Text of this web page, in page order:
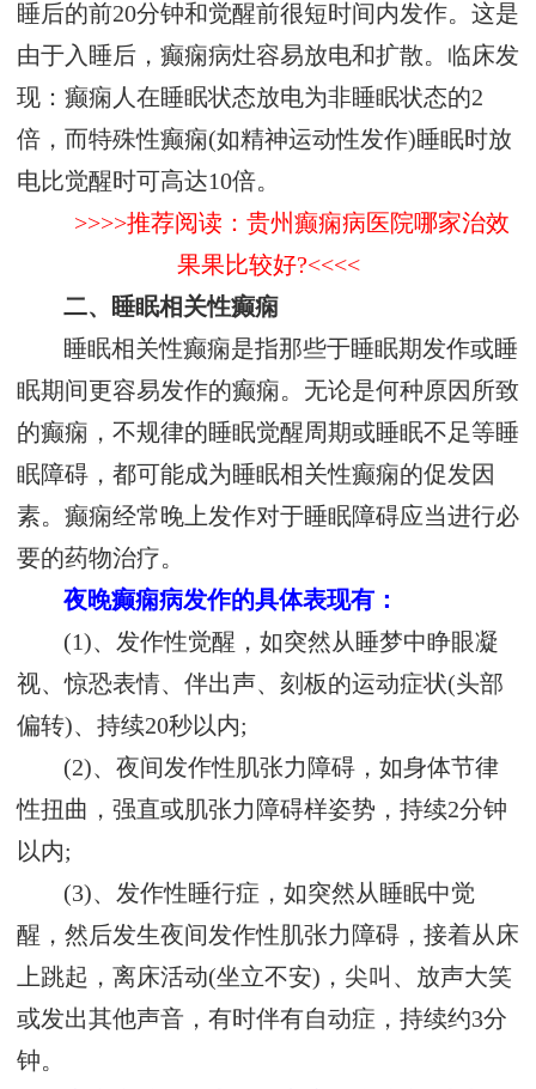
睡后的前20分钟和觉醒前很短时间内发作。这是
由于入睡后，癫痫病灶容易放电和扩散。临床发
现：癫痫人在睡眠状态放电为非睡眠状态的2
倍，而特殊性癫痫(如精神运动性发作)睡眠时放
电比觉醒时可高达10倍。
>>>>推荐阅读：贵州癫痫病医院哪家治效
果果比较好?<<<<
二、睡眠相关性癫痫
睡眠相关性癫痫是指那些于睡眠期发作或睡
眠期间更容易发作的癫痫。无论是何种原因所致
的癫痫，不规律的睡眠觉醒周期或睡眠不足等睡
眠障碍，都可能成为睡眠相关性癫痫的促发因
素。癫痫经常晚上发作对于睡眠障碍应当进行必
要的药物治疗。
夜晚癫痫病发作的具体表现有：
(1)、发作性觉醒，如突然从睡梦中睁眼凝
视、惊恐表情、伴出声、刻板的运动症状(头部
偏转)、持续20秒以内;
(2)、夜间发作性肌张力障碍，如身体节律
性扭曲，强直或肌张力障碍样姿势，持续2分钟
以内;
(3)、发作性睡行症，如突然从睡眠中觉
醒，然后发生夜间发作性肌张力障碍，接着从床
上跳起，离床活动(坐立不安)，尖叫、放声大笑
或发出其他声音，有时伴有自动症，持续约3分
钟。